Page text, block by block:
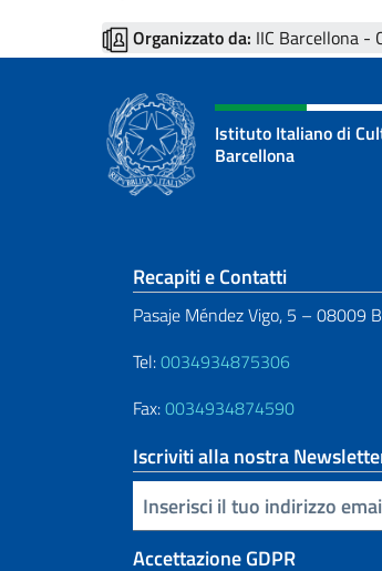
Organizzato da: IIC Barcellona -
Istituto Italiano di
Barcellona
Sezione
Recapiti e Contatti
Pasaje Méndez Vigo, 5 – 08009
Tel:0034934875306
Fax:0034934874590
Iscriviti alla nostra
Inserisci la tua email
Accettazione GDPR